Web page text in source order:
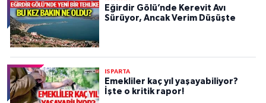
Eğirdir Gölü’nde Kerevit Avı
Sürüyor, Ancak Verim Düşüşte
ISPARTA
Emekliler kaç yıl yaşayabiliyor?
İşte o kritik rapor!